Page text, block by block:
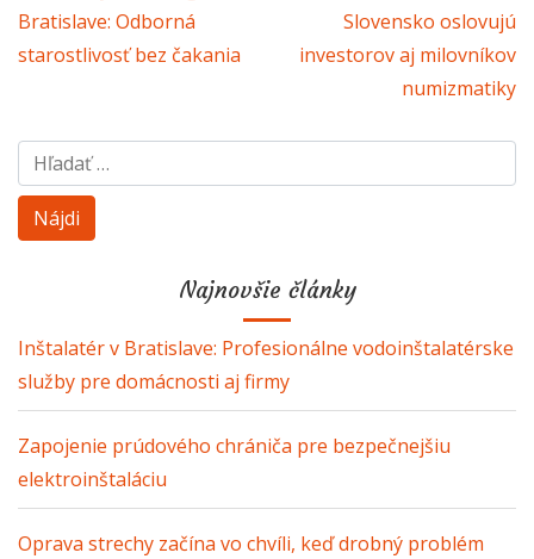
Bratislave: Odborná
starostlivosť bez čakania
Slovensko oslovujú
investorov aj milovníkov
numizmatiky
Hľadať:
Najnovšie články
Inštalatér v Bratislave: Profesionálne vodoinštalatérske
služby pre domácnosti aj firmy
Zapojenie prúdového chrániča pre bezpečnejšiu
elektroinštaláciu
Oprava strechy začína vo chvíli, keď drobný problém